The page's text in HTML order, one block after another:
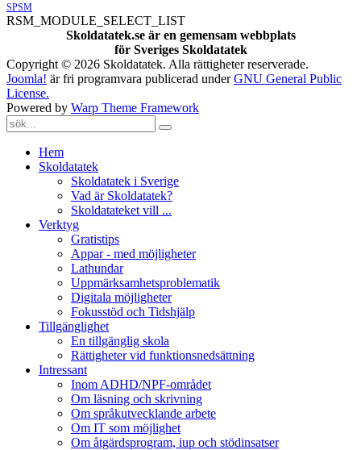
SPSM
RSM_MODULE_SELECT_LIST
Skoldatatek.se är en gemensam webbplats
för Sveriges Skoldatatek
Copyright © 2026 Skoldatatek. Alla rättigheter reserverade.
Joomla! är fri programvara publicerad underGNU General Public
License.
Powered by Warp Theme Framework
Hem
Skoldatatek
Skoldatatek i Sverige
Vad är Skoldatatek?
Skoldatateket vill ...
Verktyg
Gratistips
Appar - med möjligheter
Lathundar
Uppmärksamhetsproblematik
Digitala möjligheter
Fokusstöd och Tidshjälp
Tillgänglighet
En tillgänglig skola
Rättigheter vid funktionsnedsättning
Intressant
Inom ADHD/NPF-området
Om läsning och skrivning
Om språkutvecklande arbete
Om IT som möjlighet
Om åtgärdsprogram, iup och stödinsatser